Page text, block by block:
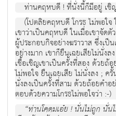
ท่านคฤหบดี ! ที่นั่งนี้ก็มีอยู่ เชิ
(โปตลิยคฤหบดี โกรธ ไม่พอใ
เขาว่าเป็นคฤหบดี ในเมื่อเขาจัด
ผู้ประกอบกิจอย่างฆราวาส ซึ่งเป็
อย่างมาก เขาก็ยืนเฉยเสียไม่นั่ง
เชื้อเชิญเขาเป็นครั้งที่สอง ด้วยถ้
ไม่พอใจ ยืนเฉยเสีย ไม่นั่งลง ; ค
นั่งลงเป็นครั้งที่สาม ด้วยถ้อยคำอ
ตอบด้วยความโกรธไม่พอใจว่า :-)
“ท่านโคดมเอ๋ย ! นั่นไม่ถูก นั่น